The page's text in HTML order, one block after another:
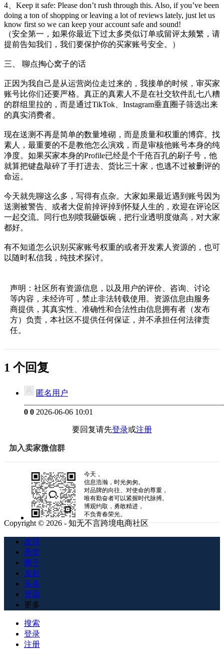
4、Keep it safe: Please don’t rush through this. Also, if you’ve been
doing a ton of shopping or leaving a lot of reviews lately, just let us
know first so we can keep your account safe and sound!
（安全第一，如果你最近下过太多类似订单或留评太频繁，请
提前告知我们，我们要保护你的买家账号安全。）
三、 聊点掏心窝子的话
正因为我自己是从运营岗位走过来的，我接单的时候，审买家
账号比你们还要严格。真正的真素人不是在社交软件乱七八糟
的群组里拉的，而是通过TikTok、Instagram垂直圈子筛选出来
的真实消费者。
现在送测不再是简单的数量堆砌，而是质量和权重的博弈。找
素人，最重要的不是教他怎么演戏，而是审核他账号本身的纯
净度。如果买家本身的Profile已经是个千疮百孔的刷子号，他
就算把键盘敲碎了手打进去、货比三十家，也逃不过被删评的
命运。
今天就先聊这么多，写得有点杂。大家如果最近遇到账号因为
送测被警告、或者大促前掉评掉到怀疑人生的，欢迎在评论区
一起交流。同行也别喷我砸饭碗，把行业透明度做高，对大家
都好。
有不知道怎么识别买家账号权重的或者开发素人资源的，也可
以随时私信我，纯技术探讨。
声明：社区所有资源信息，以及用户的评价、咨询、讨论
等内容，未经许可，禁止非法转载使用。资源信息由服务
商提供，其真实性、准确性和合法性由信息拥有者（发布
方）负责，本社区不提供任何保证，并不承担任何法律责
任。
1 个回复
匿名用户
0 0 2026-06-06 10:01
要回复请先登录或注册
加入卖家微信群
今天，
信息浩瀚，时光匆匆。
对品牌的向往、对使命的尊重，
唯有勤奋者可以紧握时代脉搏。
博观约取，勇敢精进，
不负青春荣光。
Copyright © 2026 - 知无不言跨境电商社区
发现
悬赏
圈子
发起
头条
资源
更多
搜索
登录
注册